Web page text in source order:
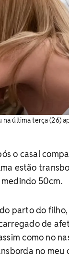
última terça (26)
o casal
estão
50cm.
parto do
de
como no
no meu